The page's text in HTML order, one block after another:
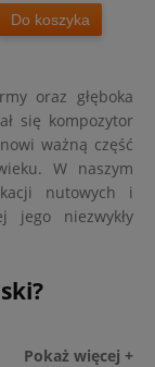
Do koszyka
oraz głęboka
się kompozytor
ważną część
W naszym
nutowych i
jego niezwykły
Pokaż więcej +